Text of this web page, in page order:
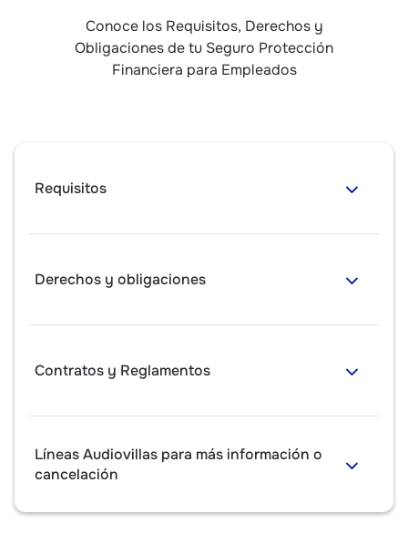
Conoce los Requisitos, Derechos y
Obligaciones de tu Seguro Protección
Financiera para Empleados
Requisitos
Derechos y obligaciones
Contratos y Reglamentos
Líneas Audiovillas para más información o
cancelación